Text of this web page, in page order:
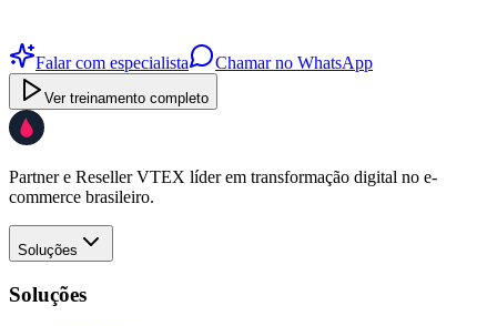
Falar com especialista Chamar no WhatsApp
Ver treinamento completo
Partner e Reseller VTEX líder em transformação digital no e-
commerce brasileiro.
Soluções
Soluções